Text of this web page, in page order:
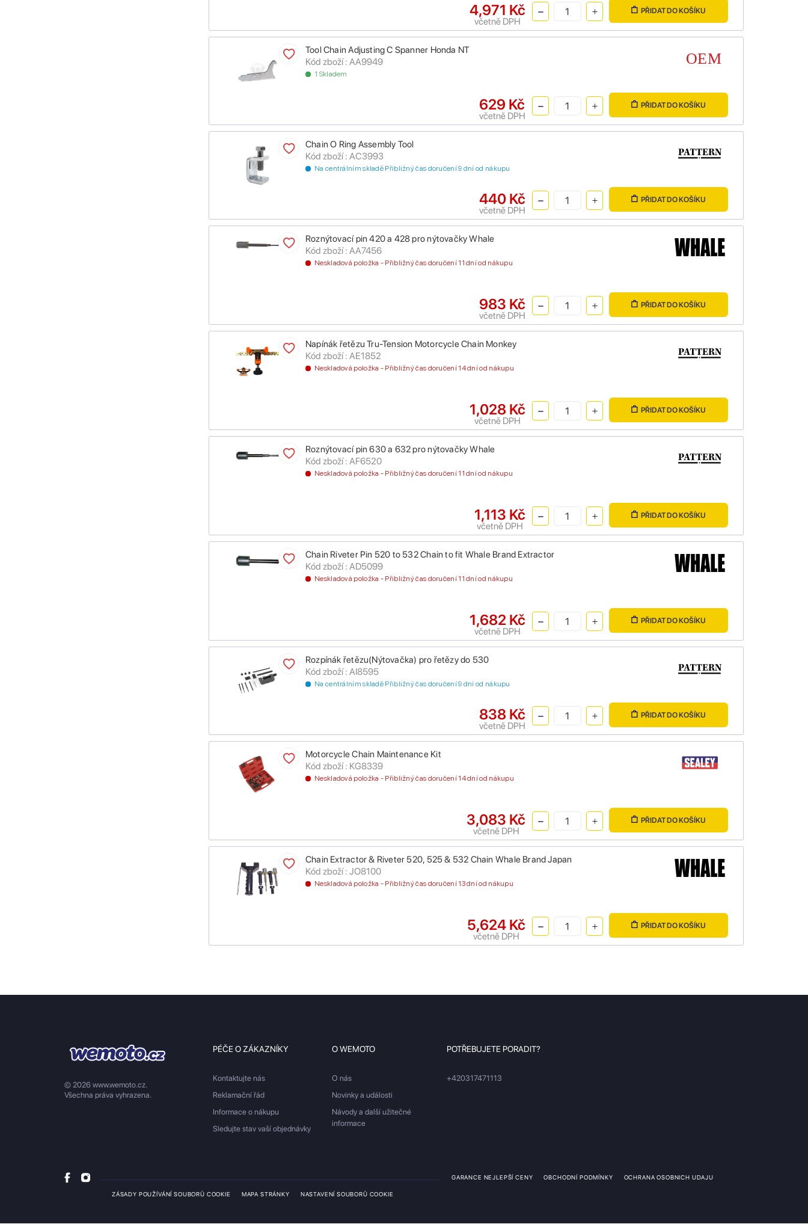
4,971 Kč
včetně DPH
PŘIDAT DO KOŠÍKU
Tool Chain Adjusting C Spanner Honda NT
Kód zboží : AA9949
1 Skladem
629 Kč
včetně DPH
PŘIDAT DO KOŠÍKU
Chain O Ring Assembly Tool
Kód zboží : AC3993
Na centrálním skladě Přibližný čas doručení 9 dní od nákupu
440 Kč
včetně DPH
PŘIDAT DO KOŠÍKU
Roznýtovací pin 420 a 428 pro nýtovačky Whale
Kód zboží : AA7456
Neskladová položka - Přibližný čas doručení 11 dní od nákupu
983 Kč
včetně DPH
PŘIDAT DO KOŠÍKU
Napínák řetězu Tru-Tension Motorcycle Chain Monkey
Kód zboží : AE1852
Neskladová položka - Přibližný čas doručení 14 dní od nákupu
1,028 Kč
včetně DPH
PŘIDAT DO KOŠÍKU
Roznýtovací pin 630 a 632 pro nýtovačky Whale
Kód zboží : AF6520
Neskladová položka - Přibližný čas doručení 11 dní od nákupu
1,113 Kč
včetně DPH
PŘIDAT DO KOŠÍKU
Chain Riveter Pin 520 to 532 Chain to fit Whale Brand Extractor
Kód zboží : AD5099
Neskladová položka - Přibližný čas doručení 11 dní od nákupu
1,682 Kč
včetně DPH
PŘIDAT DO KOŠÍKU
Rozpínák řetězu(Nýtovačka) pro řetězy do 530
Kód zboží : AI8595
Na centrálním skladě Přibližný čas doručení 9 dní od nákupu
838 Kč
včetně DPH
PŘIDAT DO KOŠÍKU
Motorcycle Chain Maintenance Kit
Kód zboží : KG8339
Neskladová položka - Přibližný čas doručení 14 dní od nákupu
3,083 Kč
včetně DPH
PŘIDAT DO KOŠÍKU
Chain Extractor & Riveter 520, 525 & 532 Chain Whale Brand Japan
Kód zboží : JO8100
Neskladová položka - Přibližný čas doručení 13 dní od nákupu
5,624 Kč
včetně DPH
PŘIDAT DO KOŠÍKU
© 2026 www.wemoto.cz.
Všechna práva vyhrazena.
PÉČE O ZÁKAZNÍKY
Kontaktujte nás
Reklamační řád
Informace o nákupu
Sledujte stav vaší objednávky
O WEMOTO
O nás
Novinky a události
Návody a další užitečné
informace
POTŘEBUJETE PORADIT?
+420317471113
GARANCE NEJLEPŠÍ CENY OBCHODNÍ PODMÍNKY OCHRANA OSOBNICH UDAJU
ZÁSADY POUŽÍVÁNÍ SOUBORŮ COOKIE MAPA STRÁNKY NASTAVENÍ SOUBORŮ COOKIE